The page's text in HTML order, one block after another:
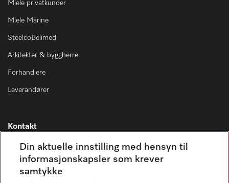
Miele privatkunder
Miele Marine
SteelcoBelimed
Arkitekter & byggherre
Forhandlere
Leverandører
Kontakt
Kontaktoversikt
Miele Professional Service
67 17 34 40
Din aktuelle innstilling med hensyn til
informasjonskapsler som krever
samtykke